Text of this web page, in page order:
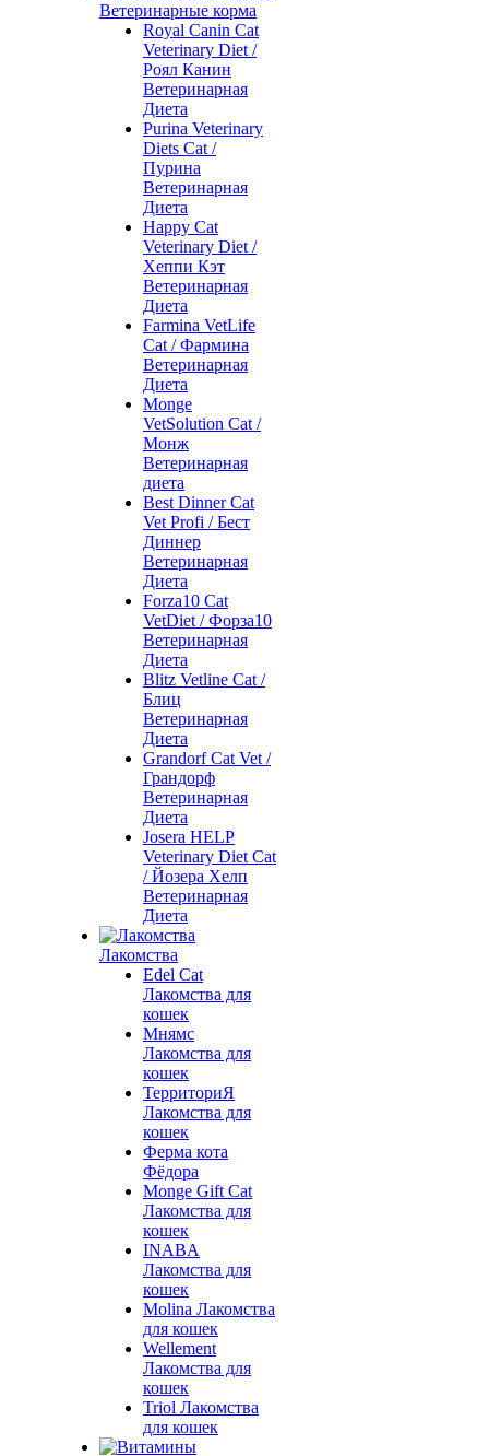
Ветеринарные корма
Royal Canin Cat
Veterinary Diet /
Роял Канин
Ветеринарная
Диета
Purina Veterinary
Diets Cat /
Пурина
Ветеринарная
Диета
Happy Cat
Veterinary Diet /
Хеппи Кэт
Ветеринарная
Диета
Farmina VetLife
Cat / Фармина
Ветеринарная
Диета
Monge
VetSolution Cat /
Монж
Ветеринарная
диета
Best Dinner Cat
Vet Profi / Бест
Диннер
Ветеринарная
Диета
Forza10 Cat
VetDiet / Форза10
Ветеринарная
Диета
Blitz Vetline Cat /
Блиц
Ветеринарная
Диета
Grandorf Cat Vet /
Грандорф
Ветеринарная
Диета
Josera HELP
Veterinary Diet Cat
/ Йозера Хелп
Ветеринарная
Диета
Лакомства
Edel Cat
Лакомства для
кошек
Мнямс
Лакомства для
кошек
ТерриториЯ
Лакомства для
кошек
Ферма кота
Фёдора
Monge Gift Cat
Лакомства для
кошек
INABA
Лакомства для
кошек
Molina Лакомства
для кошек
Wellement
Лакомства для
кошек
Triol Лакомства
для кошек